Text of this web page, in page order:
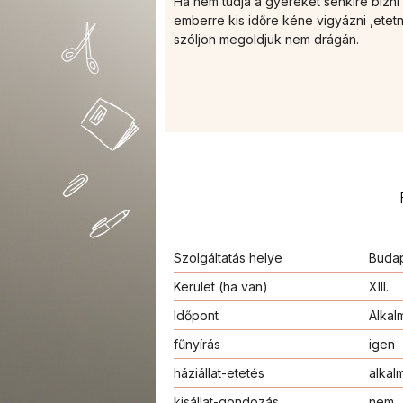
emberre kis időre kéne vigyázni
szóljon megoldjuk nem drágán.
Szolgáltatás helye
Kerület (ha van)
XIII.
Időpont
fűnyírás
igen
háziállat-etetés